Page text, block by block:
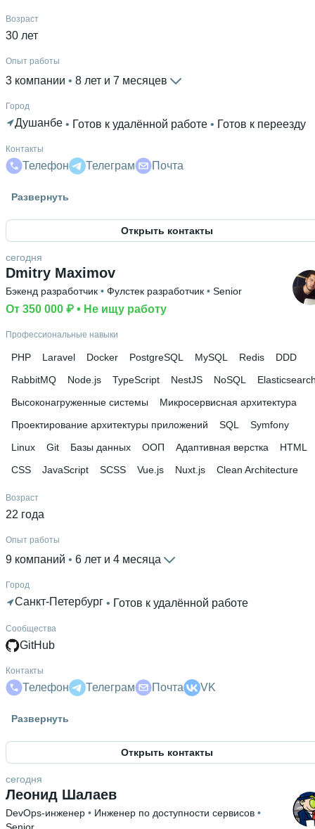
Возраст
30 лет
Опыт работы
3 компании 8 лет и 7 месяцев
Город
Душанбе • Готов к удалённой работе • Готов к переезду
Контакты
Телефон Телеграм Почта
Гражданство
Высшее образование
ТТУ • Информационно-Коммункационные Технологии
• 3 года и 9 месяцев
Развернуть
Открыть контакты
Dmitry Maximov
сегодня
Бэкенд разработчик • Фулстек разработчик • Senior
От 350 000 ₽ • Не ищу работу
Профессиональные навыки
PHP Laravel Docker PostgreSQL MySQL Redis
DDD
RabbitMQ
Node.js TypeScript NestJS NoSQL
Высоконагруженные системы
Микросервисная архитектура
Проектирование архитектуры приложений
SQL
Symfony
Linux
Git Базы данных ООП Адаптивная верстка
HTML
CSS
JavaScript SCSS Vue.js Nuxt.js Clean Architecture
Возраст
22 года
Опыт работы
9 компаний 6 лет и 4 месяца
Город
Санкт-Петербург • Готов к удалённой работе
Сообщества
GitHub
Контакты
Телефон Телеграм Почта VK
Высшее образование
Университет «Синергия» • Факультет Интернета •
1 год
Развернуть
Открыть контакты
Леонид Шалаев
сегодня
DevOps-инженер • Инженер по доступности сервисов
Senior